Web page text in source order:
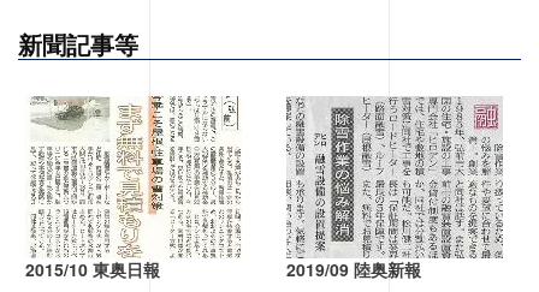
新聞記事等
2015/10 東奥日報 2019/09 陸奥新報